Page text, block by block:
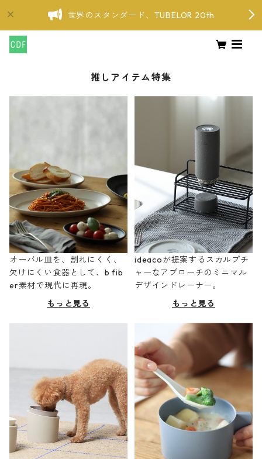
世界のスタンダード、TUBELOR 20th
推しアイテム特集
オーバル皿を、割れにくく、
欠けにくい食器として、b fib
er素材で現代に再現。
もっと見る
ideacoが提案するスカルプチ
ャーなアプローチのミニマル
デザインドレーナー。
もっと見る